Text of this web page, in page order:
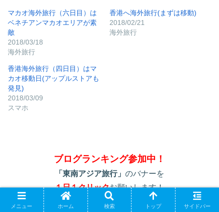
マカオ海外旅行（六日目）は
ベネチアンマカオエリアが素
敵
2018/03/18
海外旅行
香港へ海外旅行(まずは移動)
2018/02/21
海外旅行
香港海外旅行（四日目）はマ
カオ移動日(アップルストアも
発見)
2018/03/09
スマホ
ブログランキング参加中！
「東南アジア旅行」 のバナーを
１日１クリックお願いします！
メニュー ホーム 検索 トップ サイドバー